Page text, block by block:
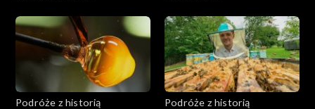
Podróże z historią
Podróże z historią